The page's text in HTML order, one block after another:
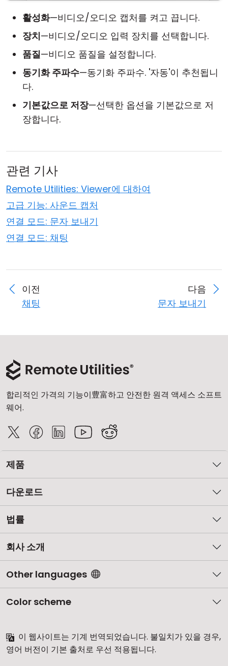
활성화—비디오/오디오 캡처를 켜고 끕니다.
장치—비디오/오디오 입력 장치를 선택합니다.
품질—비디오 품질을 설정합니다.
동기화 주파수—동기화 주파수. '자동'이 추천됩니
다.
기본값으로 저장—선택한 옵션을 기본값으로 저
장합니다.
관련 기사
Remote Utilities: Viewer에 대하여
고급 기능: 사운드 캡처
연결 모드: 문자 보내기
연결 모드: 채팅
이전
채팅
다음
문자 보내기
합리적인 가격의 기능이豊富하고 안전한 원격 액세스 소프트
웨어.
제품
다운로드
법률
회사 소개
Other languages
Color scheme
이 웹사이트는 기계 번역되었습니다. 불일치가 있을 경우,
영어 버전이 기본 출처로 우선 적용됩니다.